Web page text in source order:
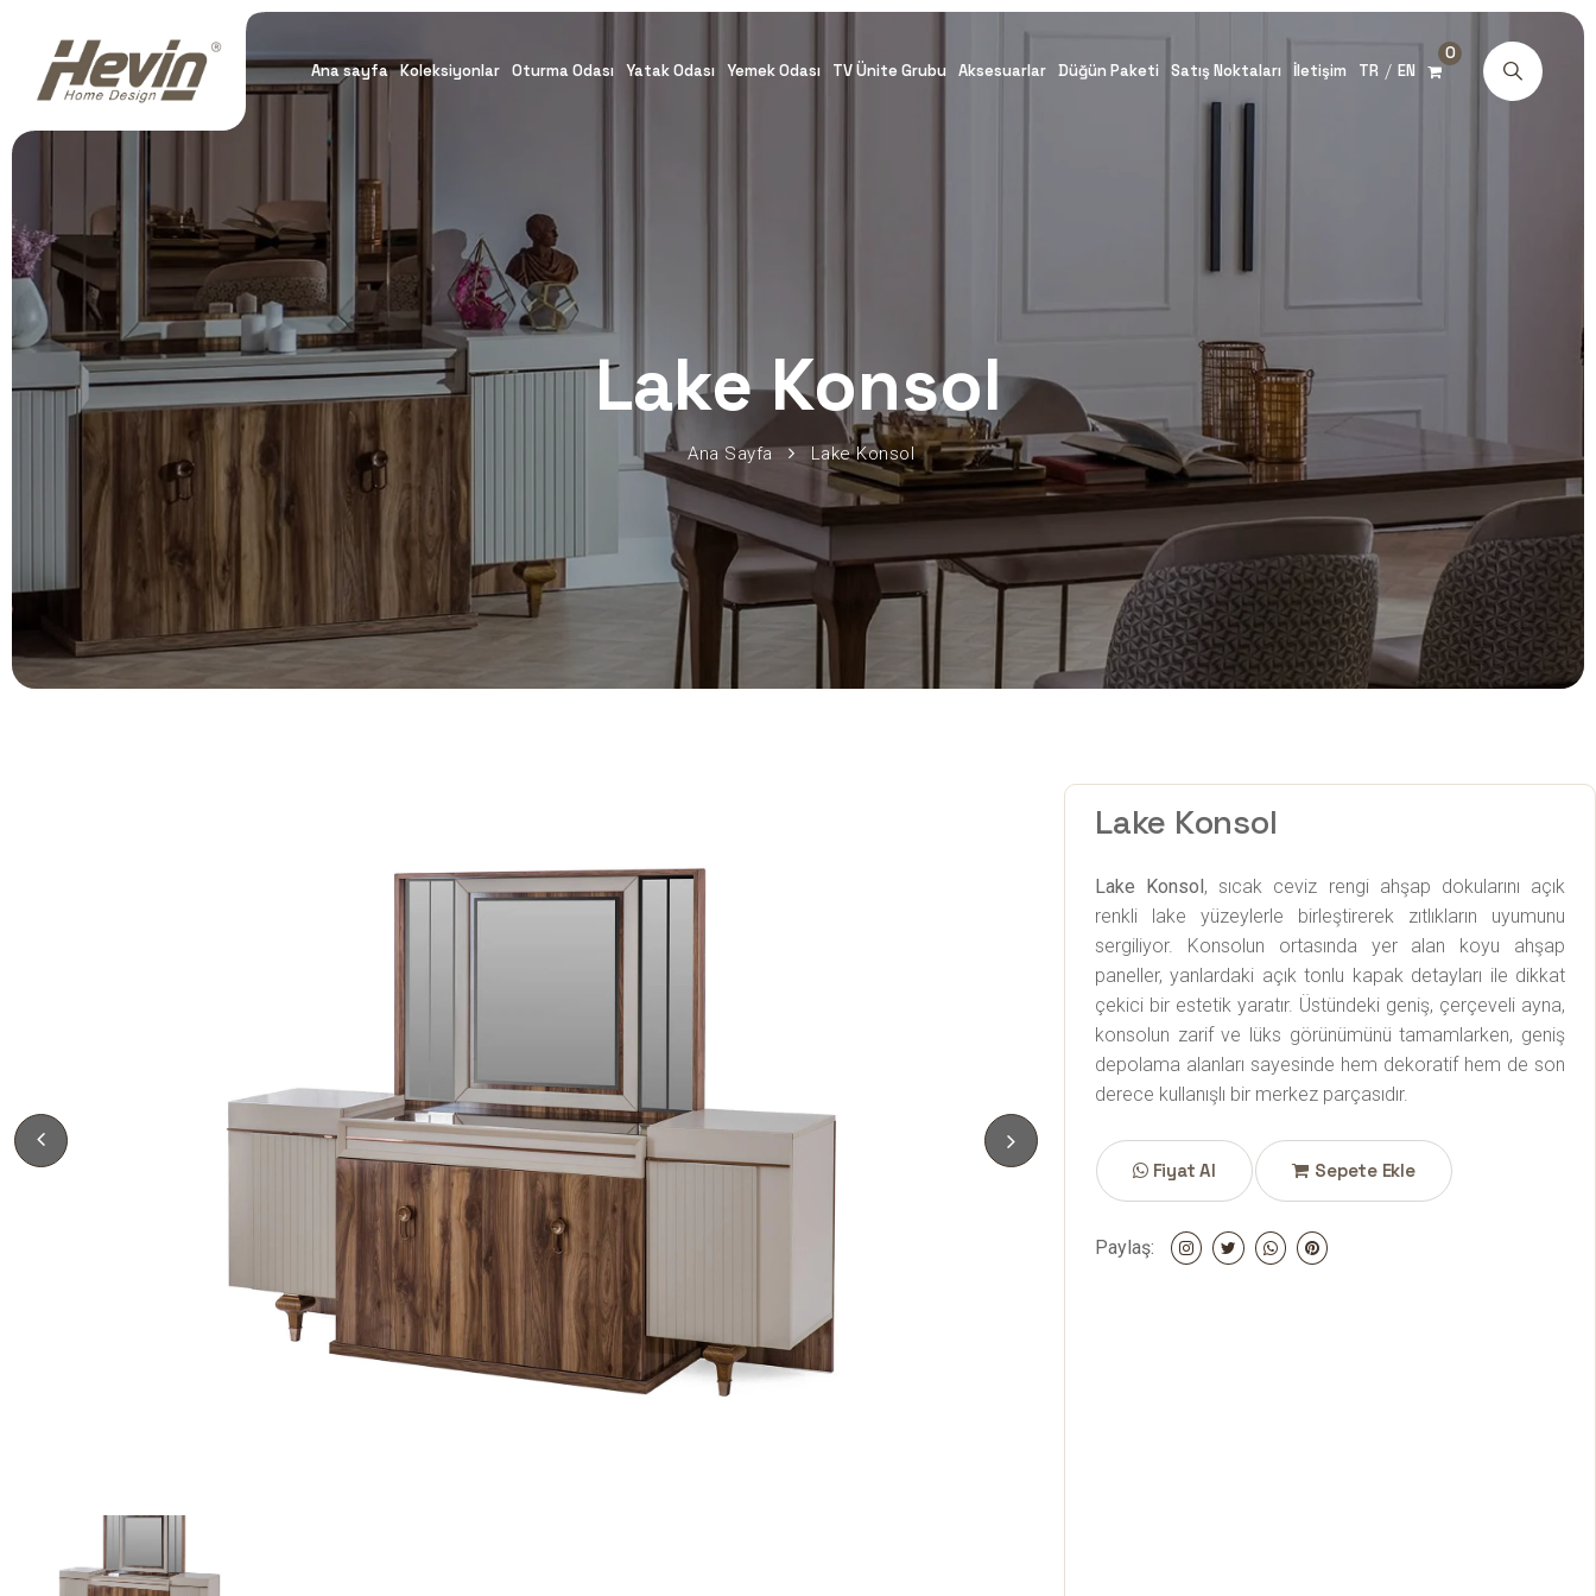
Ana sayfa Koleksiyonlar Oturma Odası Yatak Odası Yemek Odası TV Ünite Grubu Aksesuarlar Düğün Paketi Satış Noktaları İletişim TR / EN
0
Lake Konsol
Ana Sayfa Lake Konsol
Lake Konsol
Lake Konsol, sıcak ceviz rengi ahşap dokularını açık
renkli lake yüzeylerle birleştirerek zıtlıkların uyumunu
sergiliyor. Konsolun ortasında yer alan koyu ahşap
paneller, yanlardaki açık tonlu kapak detayları ile dikkat
çekici bir estetik yaratır. Üstündeki geniş, çerçeveli ayna,
konsolun zarif ve lüks görünümünü tamamlarken, geniş
depolama alanları sayesinde hem dekoratif hem de son
derece kullanışlı bir merkez parçasıdır.
Fiyat Al Sepete Ekle
Paylaş: